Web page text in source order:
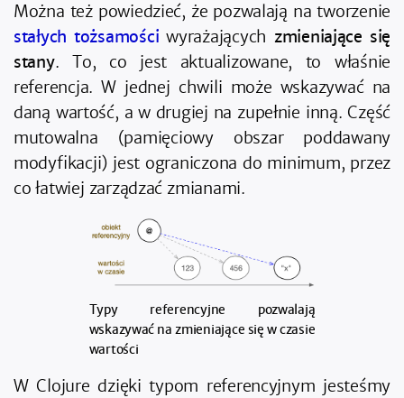
Można też powiedzieć, że pozwalają na tworzenie
stałych tożsamości wyrażających zmieniające się
stany. To, co jest aktualizowane, to właśnie
referencja. W jednej chwili może wskazywać na
daną wartość, a w drugiej na zupełnie inną. Część
mutowalna (pamięciowy obszar poddawany
modyfikacji) jest ograniczona do minimum, przez
co łatwiej zarządzać zmianami.
Typy referencyjne pozwalają
wskazywać na zmieniające się w czasie
wartości
W Clojure dzięki typom referencyjnym jesteśmy